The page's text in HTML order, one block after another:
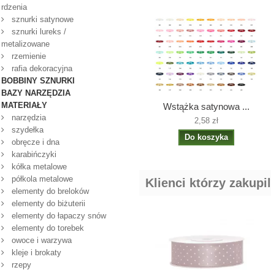
rdzenia
sznurki satynowe
sznurki lureks /
metalizowane
rzemienie
rafia dekoracyjna
BOBBINY SZNURKI
BAZY NARZĘDZIA
MATERIAŁY
narzędzia
szydełka
obręcze i dna
karabińczyki
kółka metalowe
półkola metalowe
elementy do breloków
elementy do biżuterii
elementy do łapaczy snów
elementy do torebek
owoce i warzywa
kleje i brokaty
rzepy
Wstążka satynowa ...
2,58 zł
Do koszyka
Klienci którzy